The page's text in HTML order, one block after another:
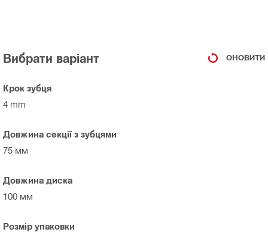
Вибрати варіант ОНОВИТИ
Крок зубця
4 mm
Довжина секції з зубцями
75 мм
Довжина диска
100 мм
Розмір упаковки